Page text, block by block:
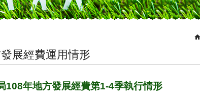
展經費運用情形
108年地方發展經費第1-4季執行情形